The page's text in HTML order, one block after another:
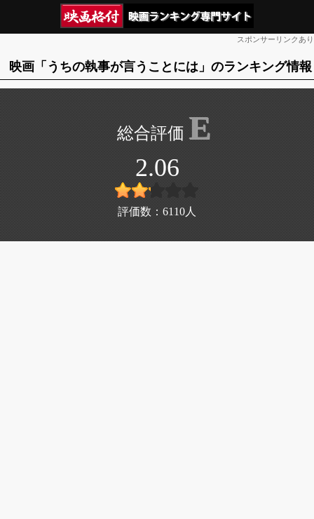
スポンサーリンクあり
映画「うちの執事が言うことには」のランキング情報
E
2.06
評価数： 6110 人